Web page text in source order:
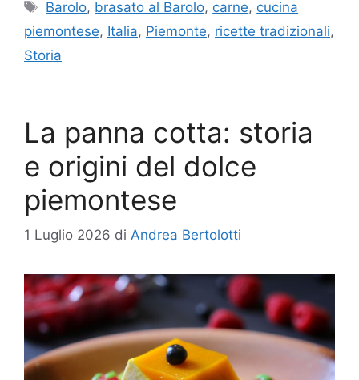
Tag
Barolo, brasato al Barolo, carne, cucina
piemontese, Italia, Piemonte, ricette tradizionali,
Storia
La panna cotta: storia
e origini del dolce
piemontese
1 Luglio 2026 di Andrea Bertolotti